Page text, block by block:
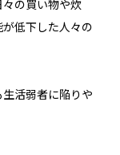
の買い物や炊
低下した人々の
活弱者に陥りや